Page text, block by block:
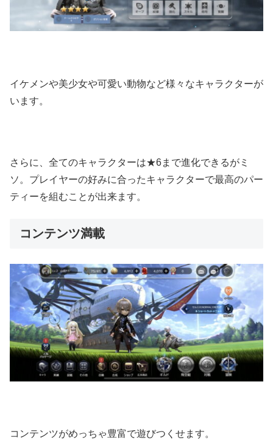
イケメンや美少女や可愛い動物など様々なキャラクターが
います。
さらに、全てのキャラクターは★6まで進化できるがミ
ソ。プレイヤーの好みに合ったキャラクターで最高のパー
ティーを組むことが出来ます。
コンテンツ満載
コンテンツがめっちゃ豊富で遊びつくせます。